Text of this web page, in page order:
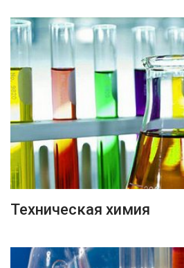
ПОДРОБНЕЕ
Техническая химия